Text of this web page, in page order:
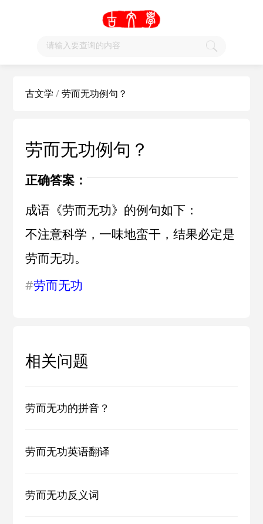
古文学 /劳而无功例句？
劳而无功例句？
正确答案：
成语《劳而无功》的例句如下：
不注意科学，一味地蛮干，结果必定是
劳而无功。
#劳而无功
相关问题
劳而无功的拼音？
劳而无功英语翻译
劳而无功反义词